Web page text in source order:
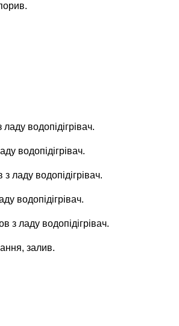
водопідігрівач.
водопідігрівач.
ладу водопідігрівач.
водопідігрівач.
ладу водопідігрівач.
залив.